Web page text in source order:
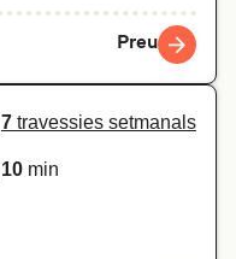
Preu
7 travessies setmanals
10 min